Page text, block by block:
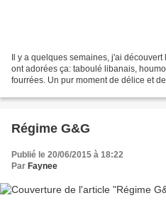
Il y a quelques semaines, j'ai
ont adorées ça: taboulé libanais,
fourrées. Un pur moment de délice et
Régime G&G
Publié le 20/06/2015 à 18:22
Par Faynee